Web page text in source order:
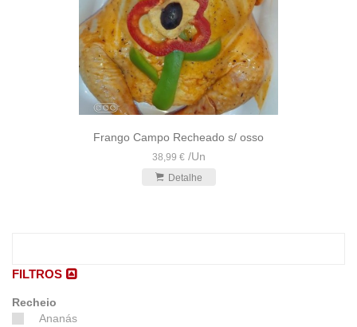
FILTROS
Recheio
Ananás
Frango Campo Recheado s/ osso
38,99 € /Un
Detalhe